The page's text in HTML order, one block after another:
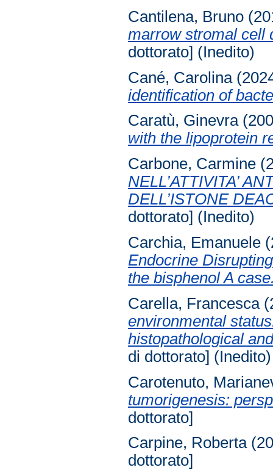
Cantilena, Bruno
marrow stromal cell
dottorato] (Inedito)
Cané, Carolina
identification of
Caratù, Ginevra
with the lipoprotein
Carbone, Carmine
NELL’ATTIVITA’
DELL’ISTONE
dottorato] (Inedito)
Carchia, Emanuele
Endocrine
the bisphenol A
Carella, Francesca
environmental
histopathological
di dottorato] (Inedito)
Carotenuto,
tumorigenesis:
dottorato]
Carpine, Roberta
dottorato]